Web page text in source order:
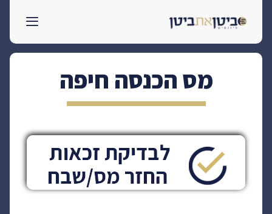
לתוכן
מס הכנסה חיפה